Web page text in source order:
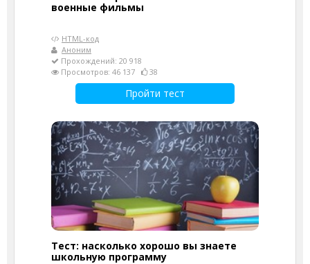
военные фильмы
HTML-код
Аноним
Прохождений: 20 918
Просмотров: 46 137
38
Пройти тест
Тест: насколько хорошо вы знаете
школьную программу